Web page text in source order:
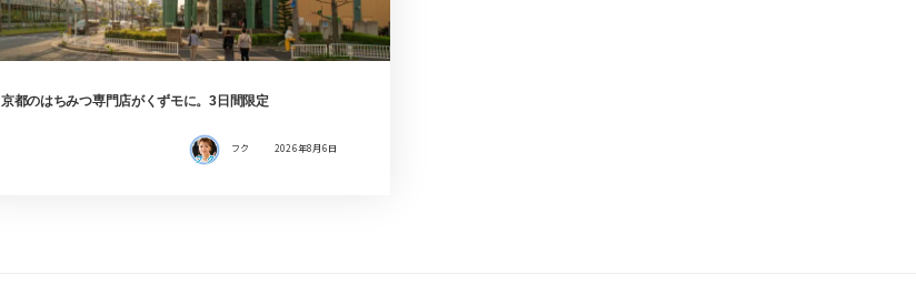
京都のはちみつ専門店がくずモに。3日間限定
フク 2026年8月6日